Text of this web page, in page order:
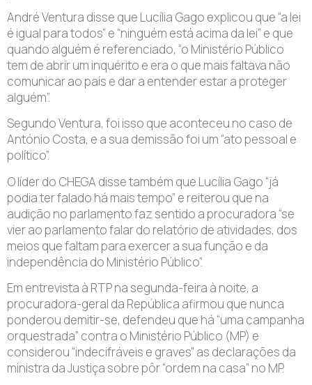
André Ventura disse que Lucília Gago explicou que “a lei
é igual para todos” e “ninguém está acima da lei” e que
quando alguém é referenciado, “o Ministério Público
tem de abrir um inquérito e era o que mais faltava não
comunicar ao país e dar a entender estar a proteger
alguém”.
Segundo Ventura, foi isso que aconteceu no caso de
António Costa, e a sua demissão foi um “ato pessoal e
político”.
O líder do CHEGA disse também que Lucília Gago “já
podia ter falado há mais tempo” e reiterou que na
audição no parlamento faz sentido a procuradora “se
vier ao parlamento falar do relatório de atividades, dos
meios que faltam para exercer a sua função e da
independência do Ministério Público”.
Em entrevista à RTP na segunda-feira à noite, a
procuradora-geral da República afirmou que nunca
ponderou demitir-se, defendeu que há “uma campanha
orquestrada” contra o Ministério Público (MP) e
considerou “indecifráveis e graves” as declarações da
ministra da Justiça sobre pôr “ordem na casa” no MP.